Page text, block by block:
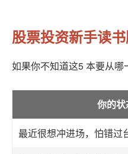
股票投资新手读书
如果你不知道这5 本要从哪
你的状
最近很想冲进场，怕错过